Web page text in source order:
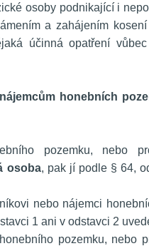
osoby podnikající i
a zahájením
účinná opatření
honebních
pozemku, nebo
osoba, pak jí podle § 64,
nebo nájemci
1 ani v odstavci 2
pozemku, nebo